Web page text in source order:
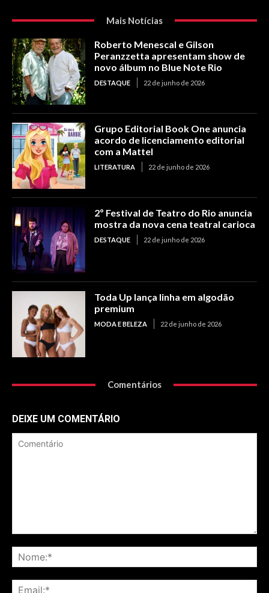
Mais Notícias
Roberto Menescal e Gilson
Peranzzetta apresentam show de
novo álbum no Blue Note Rio
DESTAQUE 22 de junho de 2026
Grupo Editorial Book One anuncia
acordo de licenciamento editorial
com a Mattel
LITERATURA 22 de junho de 2026
2º Festival de Teatro do Rio anuncia
mostra da nova cena teatral carioca
DESTAQUE 22 de junho de 2026
Toda Up lança linha em algodão
premium
MODA E BELEZA 22 de junho de 2026
Comentários
DEIXE UM COMENTÁRIO